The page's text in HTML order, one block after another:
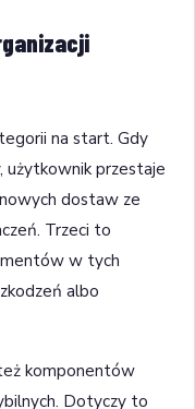
na start. Gdy
użytkownik przestaje
dostaw ze
Trzeci to
w tych
albo
komponentów
Dotyczy to